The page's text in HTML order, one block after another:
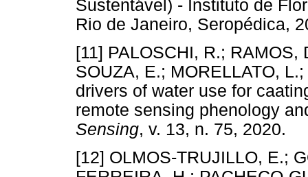
Sustentável) - Instituto de
Rio de Janeiro,
[11] PALOSCHI, R.;
SOUZA, E.; MORELLATO,
drivers of water use for
remote sensing phenology
Sensing, v. 13, n. 75,
[12] OLMOS-TRUJILLO, E.;